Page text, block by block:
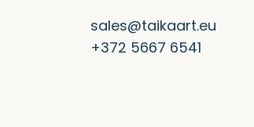
sales@taikaart.eu
+372 5667 6541